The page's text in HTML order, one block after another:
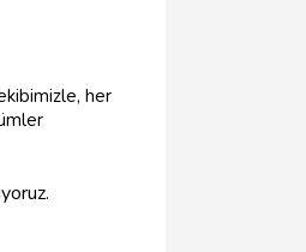
her